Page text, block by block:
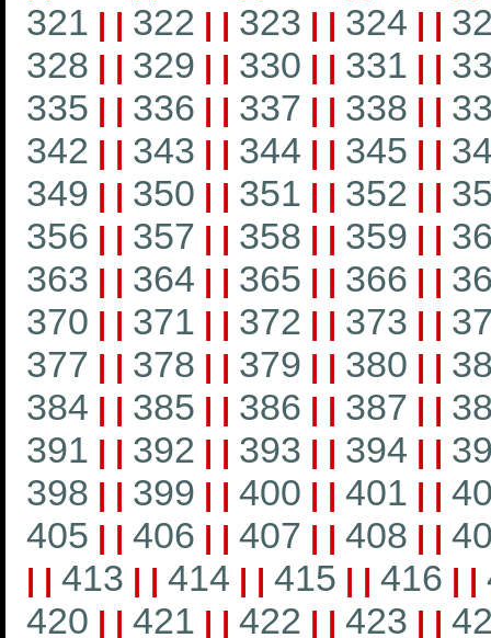
321 | | 322 | | 323 | | 324 | |
328 | | 329 | | 330 | | 331 | |
335 | | 336 | | 337 | | 338 | |
342 | | 343 | | 344 | | 345 | |
349 | | 350 | | 351 | | 352 | |
356 | | 357 | | 358 | | 359 | |
363 | | 364 | | 365 | | 366 | |
370 | | 371 | | 372 | | 373 | |
377 | | 378 | | 379 | | 380 | |
384 | | 385 | | 386 | | 387 | |
391 | | 392 | | 393 | | 394 | |
398 | | 399 | | 400 | | 401 | |
405 | | 406 | | 407 | | 408 | |
| | 413 | | 414 | | 415 | | 416 | |
420 | | 421 | | 422 | | 423 | |